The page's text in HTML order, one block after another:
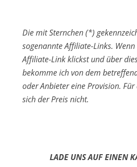
Die mit Sternchen (*)
sogenannte Affiliate-Links.
Affiliate-Link klickst und über
bekomme ich von dem
oder Anbieter eine Provision.
sich der Preis nicht.
LADE UNS AUF EINEN